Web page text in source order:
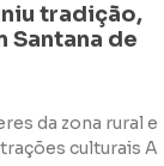
tradição,
Santana de
da zona rural e
culturais A